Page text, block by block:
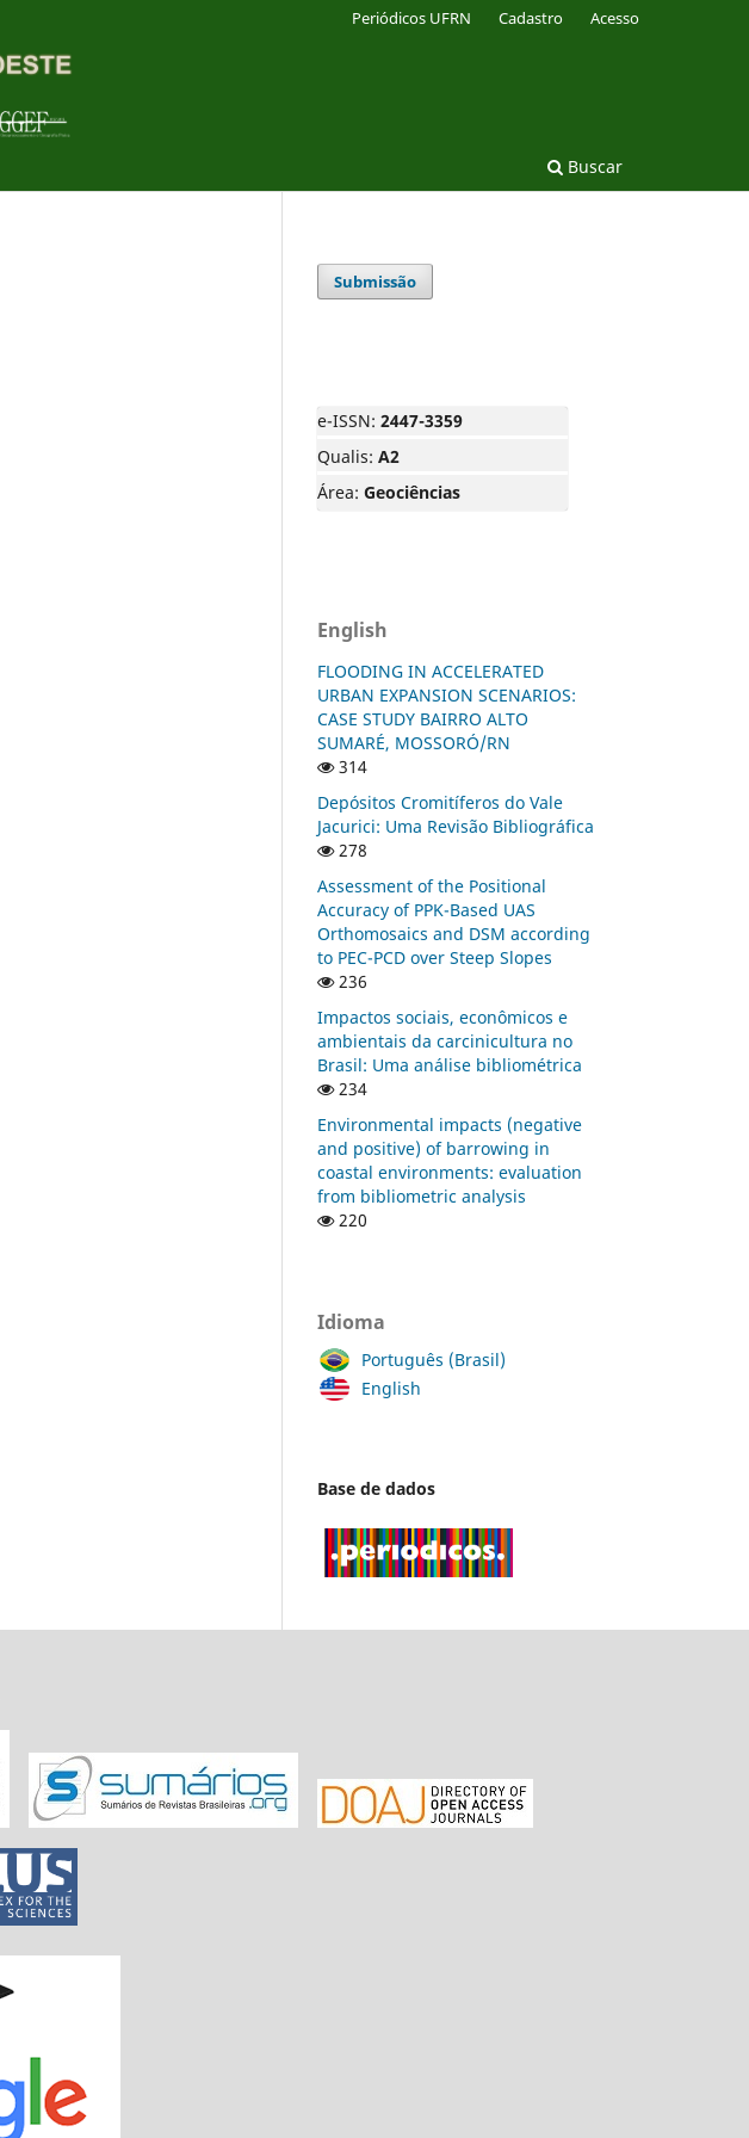
Buscar
Periódicos UFRN Cadastro Acesso
Submissão
e-ISSN: 2447-3359
Qualis: A2
Área: Geociências
English
FLOODING IN ACCELERATED
URBAN EXPANSION SCENARIOS:
CASE STUDY BAIRRO ALTO
SUMARÉ, MOSSORÓ/RN
314
Depósitos Cromitíferos do Vale
Jacurici: Uma Revisão Bibliográfica
278
Assessment of the Positional
Accuracy of PPK-Based UAS
Orthomosaics and DSM according
to PEC-PCD over Steep Slopes
236
Impactos sociais, econômicos e
ambientais da carcinicultura no
Brasil: Uma análise bibliométrica
234
Environmental impacts (negative
and positive) of barrowing in
coastal environments: evaluation
from bibliometric analysis
220
Idioma
Português (Brasil)
English
Base de dados